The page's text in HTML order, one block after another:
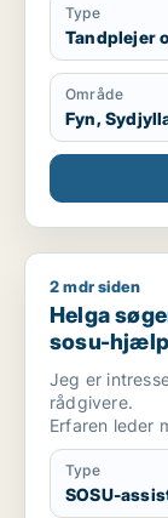
Odense,
discussing
Type
Tandplejer
Område
Fyn,
Helga søger
2 mdr siden
Helga
sosu-
Jeg er
rådgivere.
Erfaren leder
sektor,
Type
SOSU-